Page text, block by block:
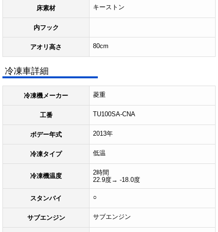
床素材 キーストン
内フック
アオリ高さ 80cm
冷凍車詳細
冷凍機メーカー 菱重
工番 TU100SA-CNA
ボデー年式 2013年
冷凍タイプ 低温
冷凍機温度
2時間
22.9度→ -18.0度
スタンバイ ○
サブエンジン サブエンジン